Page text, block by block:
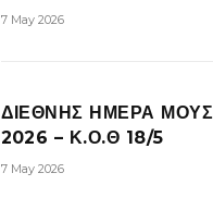
7 May 2026
ΔΙΕΘΝΗΣ ΗΜΕΡΑ
2026 – Κ.Ο.Θ 18/5
7 May 2026